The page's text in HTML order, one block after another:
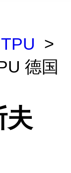
TPU >
德国
夫